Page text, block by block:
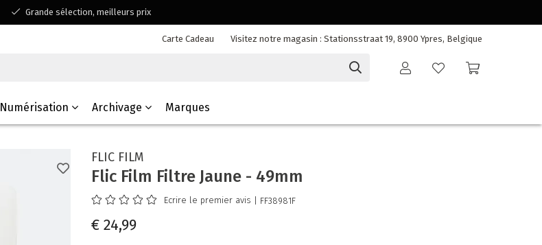
Grande sélection, meilleurs prix
Disponible pour toutes vos questionsCarte Cadeau Visitez notre magasin : Stationsstraat 19, 8900 Ypres, Belgique
Numérisation Archivage Marques
FLIC FILM
Flic Film Filtre Jaune - 49mm
Ecrire le premier avis | FF38981F
€ 24,99